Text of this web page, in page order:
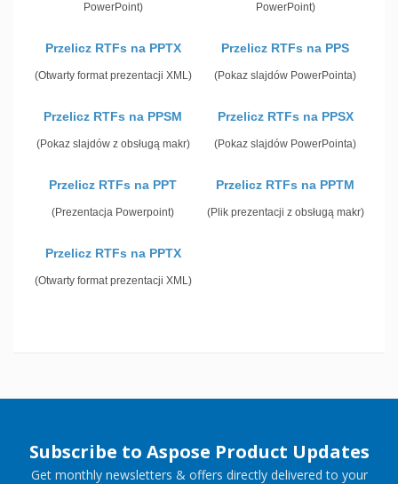
PowerPoint)
PowerPoint)
Przelicz RTFs na PPTX
(Otwarty format prezentacji XML)
Przelicz RTFs na PPS
(Pokaz slajdów PowerPointa)
Przelicz RTFs na PPSM
(Pokaz slajdów z obsługą makr)
Przelicz RTFs na PPSX
(Pokaz slajdów PowerPointa)
Przelicz RTFs na PPT
(Prezentacja Powerpoint)
Przelicz RTFs na PPTM
(Plik prezentacji z obsługą makr)
Przelicz RTFs na PPTX
(Otwarty format prezentacji XML)
Subscribe to Aspose Product Updates
Get monthly newsletters & offers directly delivered to your